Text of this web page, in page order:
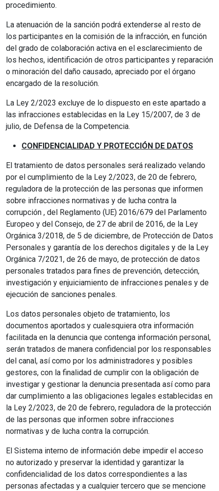
procedimiento.
La atenuación de la sanción podrá extenderse al resto de
los participantes en la comisión de la infracción, en función
del grado de colaboración activa en el esclarecimiento de
los hechos, identificación de otros participantes y reparación
o minoración del daño causado, apreciado por el órgano
encargado de la resolución.
La Ley 2/2023 excluye de lo dispuesto en este apartado a
las infracciones establecidas en la Ley 15/2007, de 3 de
julio, de Defensa de la Competencia.
CONFIDENCIALIDAD Y PROTECCIÓN DE DATOS
El tratamiento de datos personales será realizado velando
por el cumplimiento de la Ley 2/2023, de 20 de febrero,
reguladora de la protección de las personas que informen
sobre infracciones normativas y de lucha contra la
corrupción , del Reglamento (UE) 2016/679 del Parlamento
Europeo y del Consejo, de 27 de abril de 2016, de la Ley
Orgánica 3/2018, de 5 de diciembre, de Protección de Datos
Personales y garantía de los derechos digitales y de la Ley
Orgánica 7/2021, de 26 de mayo, de protección de datos
personales tratados para fines de prevención, detección,
investigación y enjuiciamiento de infracciones penales y de
ejecución de sanciones penales.
Los datos personales objeto de tratamiento, los
documentos aportados y cualesquiera otra información
facilitada en la denuncia que contenga información personal,
serán tratados de manera confidencial por los responsables
del canal, así como por los administradores y posibles
gestores, con la finalidad de cumplir con la obligación de
investigar y gestionar la denuncia presentada así como para
dar cumplimiento a las obligaciones legales establecidas en
la Ley 2/2023, de 20 de febrero, reguladora de la protección
de las personas que informen sobre infracciones
normativas y de lucha contra la corrupción.
El Sistema interno de información debe impedir el acceso
no autorizado y preservar la identidad y garantizar la
confidencialidad de los datos correspondientes a las
personas afectadas y a cualquier tercero que se mencione